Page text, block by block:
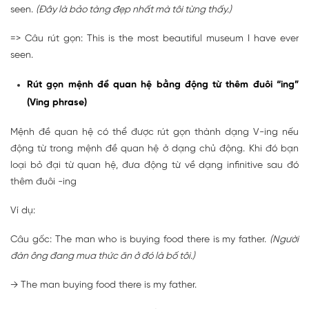
seen. (Đây là bảo tàng đẹp nhất mà tôi từng thấy.)
=> Câu rút gọn: This is the most beautiful museum I have ever
seen.
Rút gọn mệnh đề quan hệ bằng động từ thêm đuôi “ing”
(Ving phrase)
Mệnh đề quan hệ có thể được rút gọn thành dạng V-ing nếu
động từ trong mệnh đề quan hệ ở dạng chủ động. Khi đó bạn
loại bỏ đại từ quan hệ, đưa động từ về dạng infinitive sau đó
thêm đuôi -ing
Ví dụ:
Câu gốc: The man who is buying food there is my father. (Người
đàn ông đang mua thức ăn ở đó là bố tôi.)
→ The man buying food there is my father.